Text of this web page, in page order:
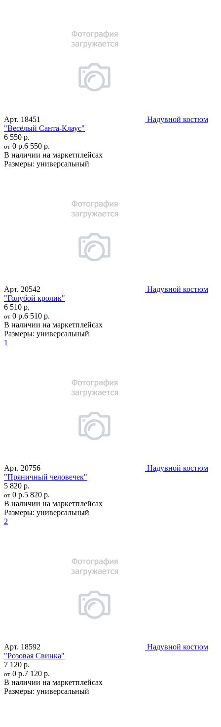
Арт. 18451
Надувной костюм
"Весёлый Санта-Клаус"
6 550 р.
от 0 р.6 550 р.
В наличии на маркетплейсах
Размеры: универсальный
Арт. 20542
Надувной костюм
"Голубой кролик"
6 510 р.
от 0 р.6 510 р.
В наличии на маркетплейсах
Размеры: универсальный
1
Арт. 20756
Надувной костюм
"Пряничный человечек"
5 820 р.
от 0 р.5 820 р.
В наличии на маркетплейсах
Размеры: универсальный
2
Арт. 18592
Надувной костюм
"Розовая Свинка"
7 120 р.
от 0 р.7 120 р.
В наличии на маркетплейсах
Размеры: универсальный